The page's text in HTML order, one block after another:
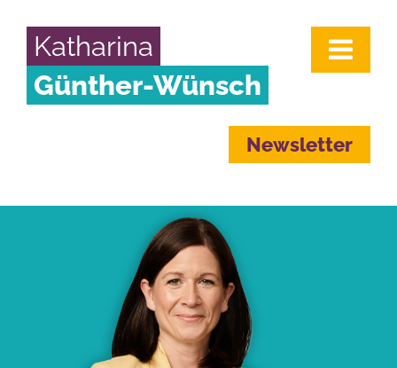
Katharina
Günther-Wünsch
Newsletter